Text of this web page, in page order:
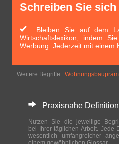
Schreiben Sie
Bleiben Sie auf dem
Wirtschaftslexikon, indem
Werbung. Jederzeit mit einem
Weitere Begriffe :
Praxisnahe
Nutzen Sie die jeweilige
bei Ihrer täglichen Arbeit. Jede
wesentlich umfangreicher